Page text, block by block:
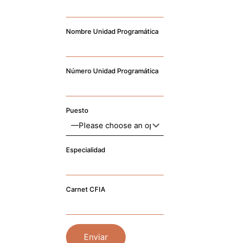
Nombre Unidad Programática
Número Unidad Programática
Puesto
Especialidad
Carnet CFIA